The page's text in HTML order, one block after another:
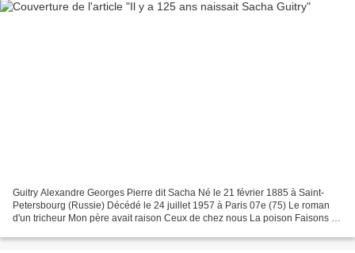
Guitry Alexandre Georges Pierre dit Sacha Né le 21 février 1885 à Saint-
Petersbourg (Russie) Décédé le 24 juillet 1957 à Paris 07e (75) Le roman
d'un tricheur Mon père avait raison Ceux de chez nous La poison Faisons un